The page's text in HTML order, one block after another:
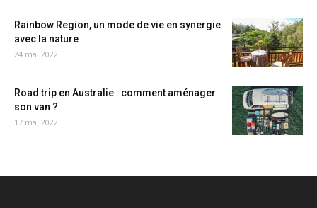
Rainbow Region, un mode de vie en synergie
avec la nature
24 mai 2022
Road trip en Australie : comment aménager
son van ?
17 mai 2022